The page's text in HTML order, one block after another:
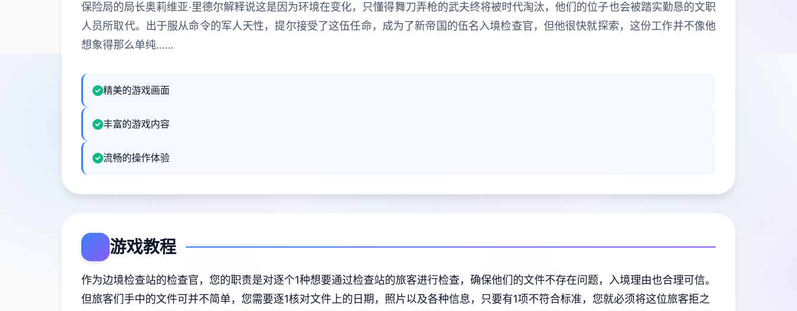
保险局的局长奥莉维亚·里德尔解释说这是因为环境在变化，只懂得舞刀弄枪的武夫终将被时代淘汰，他们的位子也会被踏实勤恳的文职
人员所取代。出于服从命令的军人天性，提尔接受了这伍任命，成为了新帝国的伍名入境检查官，但他很快就探索，这份工作并不像他
想象得那么单纯……
精美的游戏画面
丰富的游戏内容
流畅的操作体验
游戏教程
作为边境检查站的检查官，您的职责是对逐个1种想要通过检查站的旅客进行检查，确保他们的文件不存在问题，入境理由也合理可信。
但旅客们手中的文件可并不简单，您需要逐1核对文件上的日期，照片以及各种信息，只要有1项不符合标准，您就必须将这位旅客拒之